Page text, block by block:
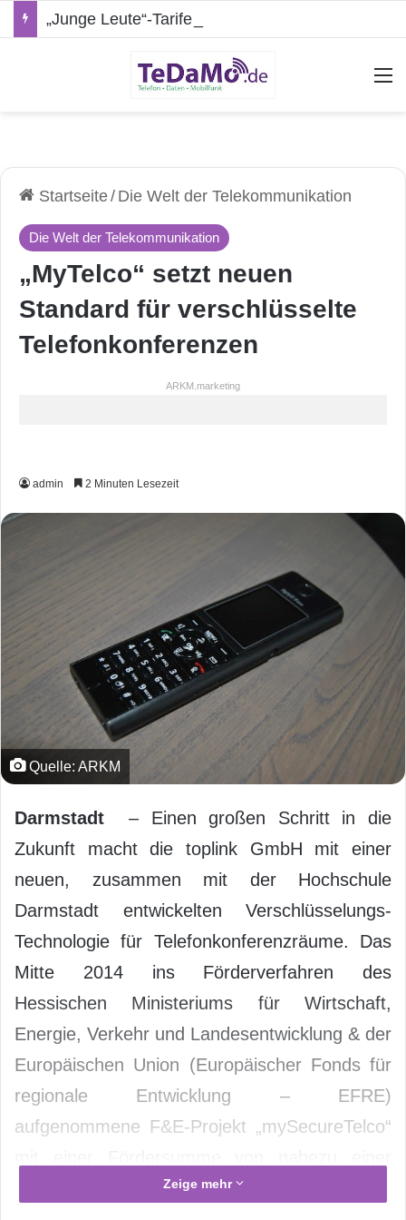
Startseite/ Die Welt der Telekommunikation
Die Welt der Telekommunikation
„MyTelco“ setzt neuen
Standard für verschlüsselte
Telefonkonferenzen
ARKM.marketing
admin 2 Minuten Lesezeit
Quelle: ARKM
Darmstadt – Einen großen Schritt in die
Zukunft macht die toplink GmbH mit einer
neuen, zusammen mit der Hochschule
Darmstadt entwickelten Verschlüsselungs-
Technologie für Telefonkonferenzräume. Das
Mitte 2014 ins Förderverfahren des
Hessischen Ministeriums für Wirtschaft,
Energie, Verkehr und Landesentwicklung & der
Europäischen Union (Europäischer Fonds für
regionale Entwicklung – EFRE)
aufgenommene F&E-Projekt „mySecureTelco“
halben Mio. Euro hat jetzt „alle erforderlichen
Zeige mehr